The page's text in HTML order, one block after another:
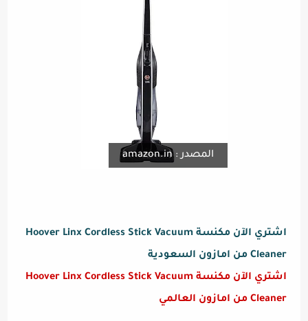
المصدر : amazon.in
اشتري الآن مكنسة Hoover Linx Cordless Stick Vacuum
Cleaner من امازون السعودية
اشتري الآن مكنسة Hoover Linx Cordless Stick Vacuum
Cleaner من امازون العالمي